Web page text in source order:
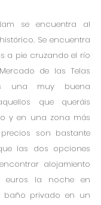
se encuentra al
Se encuentra
a pie cruzando el río
de las Telas
una muy buena
que queráis
y en una zona más
son bastante
las dos opciones
alojamiento
euros la noche en
baño privado en un